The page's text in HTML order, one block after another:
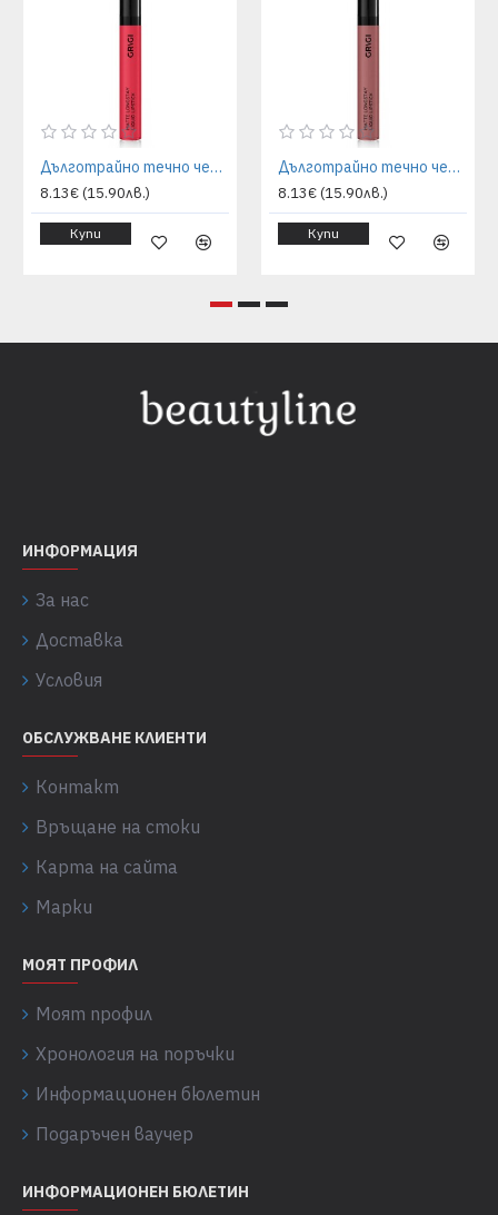
Дълготрайно течно червило Grigi - мат ефект 01 red
8.13€ (15.90лв.)
Купи
Дълготрайно течно червило Grigi - мат ефект 02 dark-nude
8.13€ (15.90лв.)
Купи
ИНФОРМАЦИЯ
За нас
Доставка
Условия
ОБСЛУЖВАНЕ КЛИЕНТИ
Контакт
Връщане на стоки
Карта на сайта
Марки
МОЯТ ПРОФИЛ
Моят профил
Хронология на поръчки
Информационен бюлетин
Подаръчен ваучер
ИНФОРМАЦИОНЕН БЮЛЕТИН